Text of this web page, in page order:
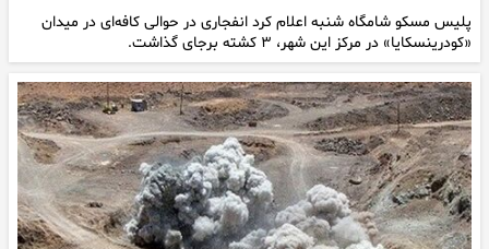
پلیس مسکو شامگاه شنبه اعلام کرد انفجاری در حوالی کافه‌ای در میدان
«کودرینسکایا» در مرکز این شهر، ۳ کشته برجای گذاشت.